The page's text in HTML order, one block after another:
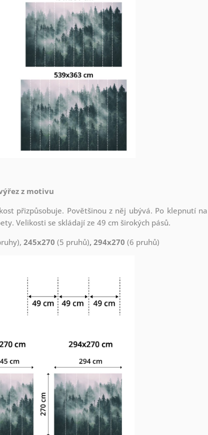
z motivu
přizpůsobuje. Povětšinou z něj ubývá. Po klepnutí na
Velikosti se skládají ze 49 cm širokých pásů.
245x270 (5 pruhů), 294x270 (6 pruhů)